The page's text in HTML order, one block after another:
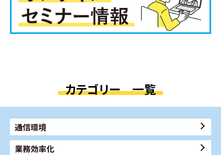
カテゴリー 一覧
通信環境
業務効率化